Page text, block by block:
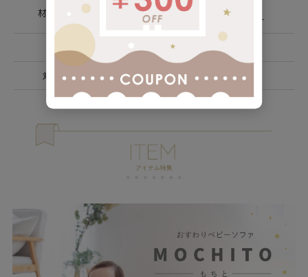
材質 / 素材
本体:ポリプロピレン
すべり止め部分:熱可塑性エラストマー
生産国
対象年齢 3歳～